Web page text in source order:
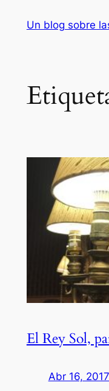
Un blog sobre
El Rey Sol,
Abr 16, 2017